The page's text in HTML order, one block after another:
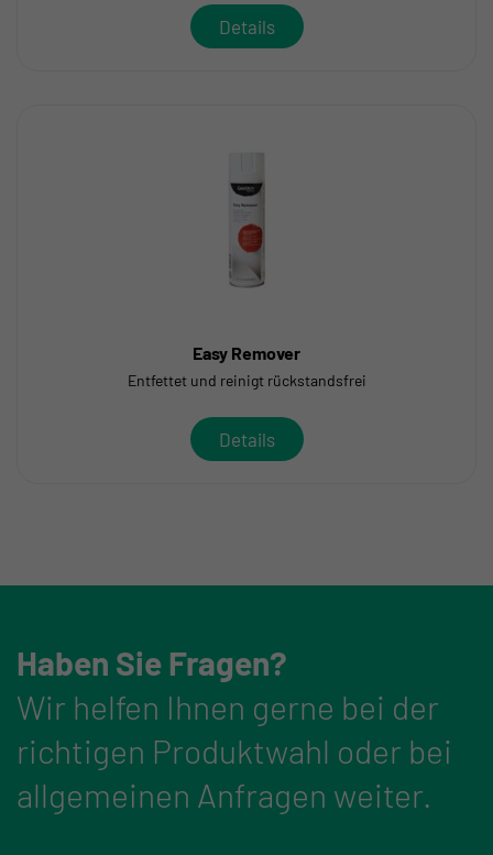
Details
Easy Remover
Entfettet und reinigt rückstandsfrei
Details
Haben Sie Fragen?
Wir helfen Ihnen gerne bei der
richtigen Produktwahl oder bei
allgemeinen Anfragen weiter.